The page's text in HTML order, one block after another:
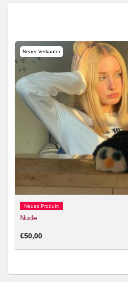
Neuer Verkäufer
Neues Produkt
Nude
€50,00